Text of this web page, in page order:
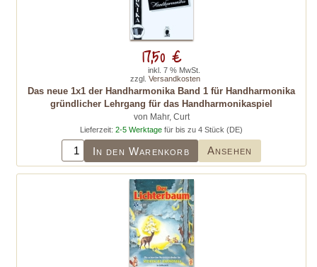
Das neue 1x1 der Handharmonika Band 1 für Handharmonika
gründlicher Lehrgang für das Handharmonikaspiel
von Mahr, Curt
Lieferzeit: 2-5 Werktage für bis zu 4 Stück (DE)
In den Warenkorb Ansehen
17,50 €
inkl. 7 % MwSt.
zzgl. Versandkosten